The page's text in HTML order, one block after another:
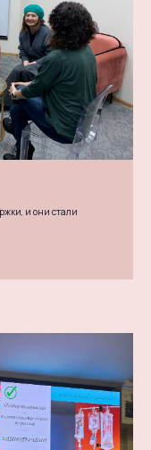
и они стали